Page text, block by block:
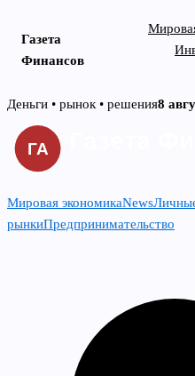
Газета
Финансов
Skip
content
Деньги • рынок • решения8
Мировая экономикаNews
рынкиПредпринимательство